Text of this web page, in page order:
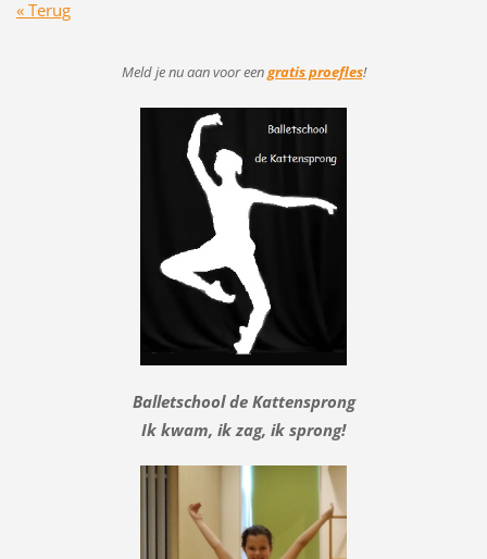
« Terug
Meld je nu aan vooreengratis proefles!
Balletschool de Kattensprong
Ik kwam, ik zag, ik sprong!